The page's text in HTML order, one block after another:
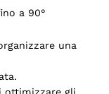
a 90°
una
ottimizzare gli